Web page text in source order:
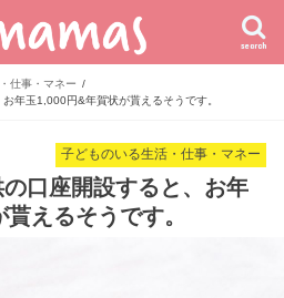
search
仕事・マネー
年玉1,000円&年賀状が貰えるそうです。
子どものいる生活・仕事・マネー
口座開設すると、お年
えるそうです。